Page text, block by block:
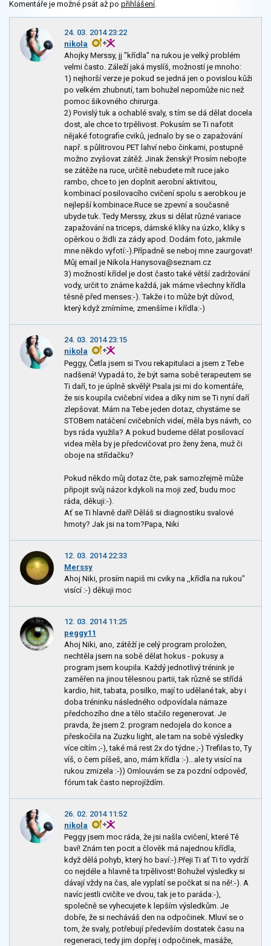
Komentáře je možné psát až po přihlášení.
24. 03. 2014 23:22
nikola
Ahojky Merssy, jj "křídla" na rukou je velký problém
velmi často. Záleží jaká myslíš, možností je mnoho:
1) nejhorší verze je pokud se jedná jen o povislou kůži
po velkém zhubnutí, tam bohužel nepomůže nic než
pomoc šikovného chirurga.
2) Povislý tuk a ochablé svaly, s tím se dá dělat docela
dost, ale chce to trpělivost. Pokusím se Ti nafotit
nějaké fotografie cviků, jednalo by se o zapažování
např. s půlitrovou PET lahví nebo činkami, postupně
možno zvyšovat zátěž. Jinak ženský! Prosím nebojte
se zátěže na ruce, určitě nebudete mít ruce jako
rambo, chce to jen doplnit aerobní aktivitou,
kombinací posilovacího cvičení spolu s aerobkou je
nejlepší kombinace.Ruce se zpevní a současně
ubyde tuk. Tedy Merssy, zkus si dělat různé variace
zapažování na triceps, dámské kliky na úzko, kliky s
opěrkou o židli za zády apod. Dodám foto, jakmile
mne někdo vyfotí:-).Případně se neboj mne zaurgovat!
Můj email je Nikola.Hanysova@seznam.cz
3) možností křídel je dost často také větší zadržování
vody, určit to známe každá, jak máme všechny křídla
těsně před menses:-). Takže i to může být důvod,
který když zmírníme, zmenšíme i křídla:-)
24. 03. 2014 23:15
nikola
Peggy, Četla jsem si Tvou rekapitulaci a jsem z Tebe
nadšená! Vypadá to, že být sama sobě terapeutem se
Ti daří, to je úplně skvělý! Psala jsi mi do komentáře,
že sis koupila cvičební videa a díky nim se Ti nyní daří
zlepšovat. Mám na Tebe jeden dotaz, chystáme se
STOBem natáčení cvičebních videí, měla bys návrh, co
bys ráda využila? A pokud budeme dělat posilovací
videa měla by je předcvičovat pro ženy žena, muž či
oboje na střídačku?
Pokud někdo můj dotaz čte, pak samozřejmě může
připojit svůj názor kdykoli na moji zeď, budu moc
ráda, děkuji:-).
Ať se Ti hlavně daří! Děláš si diagnostiku svalové
hmoty? Jak jsi na tom?Papa, Niki
12. 03. 2014 22:33
Merssy
Ahoj Niki, prosím napiš mi cviky na ,,křídla na rukou"
visící :-) děkuji moc
12. 03. 2014 11:25
peggy11
Ahoj Niki, ano, zátěží je celý program proložen,
nechtěla jsem na sobě dělat hokus - pokusy a
program jsem koupila. Každý jednotlivý trénink je
zaměřen na jinou tělesnou partii, tak různě se střídá
kardio, hiit, tabata, posilko, mají to udělané tak, aby i
doba tréninku následného odpovídala námaze
předchozího dne a tělo stačilo regenerovat. Je
pravda, že jsem 2. program nedojela do konce a
přeskočila na Zuzku light, ale tam na sobě výsledky
více cítím ;-), také má rest 2x do týdne ;-) Trefilas to, Ty
víš, o čem píšeš, ano, mám křídla :-)...ale ty visící na
rukou zmizela :-)) Omlouvám se za pozdní odpověď,
fórum tak často neprojíždím.
26. 02. 2014 11:52
nikola
Peggy jsem moc ráda, že jsi našla cvičení, které Tě
baví! Znám ten pocit a člověk má najednou křídla,
když dělá pohyb, který ho baví:-).Přeji Ti ať Ti to vydrží
co nejdéle a hlavně ta trpělivost! Bohužel výsledky si
dávají vždy na čas, ale vyplatí se počkat si na ně!:-). A
navíc jestli cvičíte ve dvou, tak je to paráda:-),
společně se vyhecujete k lepším výsledkům. Je
dobře, že si necháváš den na odpočinek. Mluví se o
tom, že svaly, potřebují především dostatek času na
regeneraci, tedy jim dopřej i odpočinek, masáže,